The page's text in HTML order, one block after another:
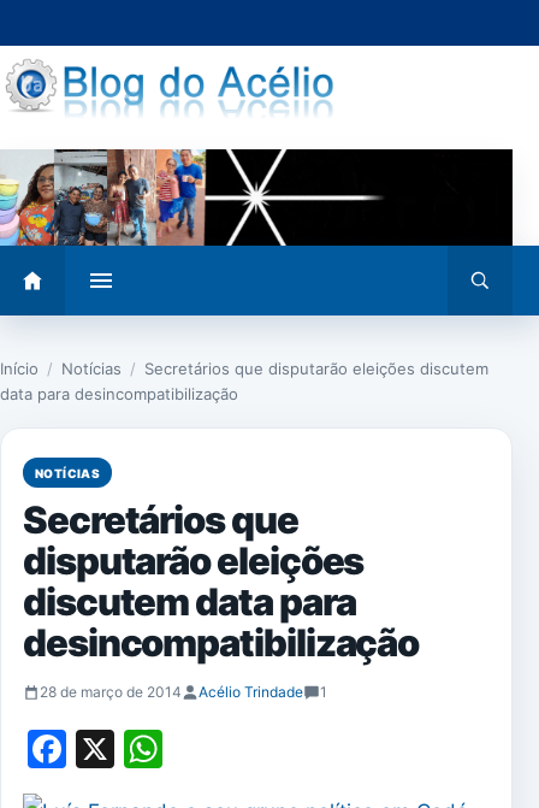
para
o
conteúdo
menu
busca
Início / Notícias / Secretários que disputarão eleições discutem
data para desincompatibilização
NOTÍCIAS
Secretários que
disputarão eleições
discutem data para
desincompatibilização
28 de março de 2014 Acélio Trindade 1
Facebook
X